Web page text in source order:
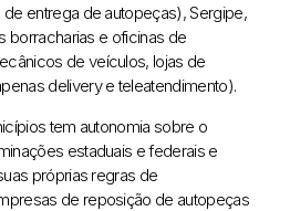
entrega de autopeças), Sergipe,
borracharias e oficinas de
de veículos, lojas de
delivery e teleatendimento).
tem autonomia sobre o
estaduais e federais e
próprias regras de
de reposição de autopeças